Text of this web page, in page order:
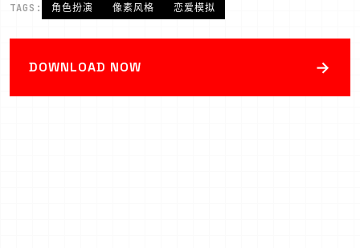
TAGS: 角色扮演 像素风格 恋爱模拟
DOWNLOAD NOW →